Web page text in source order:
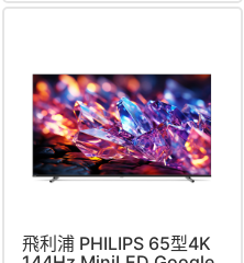
飛利浦 PHILIPS 65型4K